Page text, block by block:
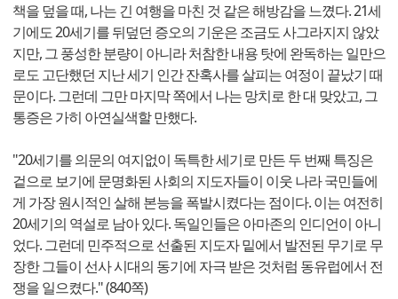
책을 덮을 때, 나는 긴 여행을 마친 것 같은 해방감을 느꼈다. 21세
기에도 20세기를 뒤덮던 증오의 기운은 조금도 사그라지지 않았
지만, 그 풍성한 분량이 아니라 처참한 내용 탓에 완독하는 일만으
로도 고단했던 지난 세기 인간 잔혹사를 살피는 여정이 끝났기 때
문이다. 그런데 그만 마지막 쪽에서 나는 망치로 한 대 맞았고, 그
통증은 가히 아연실색할 만했다.
"20세기를 의문의 여지없이 독특한 세기로 만든 두 번째 특징은
겉으로 보기에 문명화된 사회의 지도자들이 이웃 나라 국민들에
게 가장 원시적인 살해 본능을 폭발시켰다는 점이다. 이는 여전히
20세기의 역설로 남아 있다. 독일인들은 아마존의 인디언이 아니
었다. 그런데 민주적으로 선출된 지도자 밑에서 발전된 무기로 무
장한 그들이 선사 시대의 동기에 자극 받은 것처럼 동유럽에서 전
쟁을 일으켰다." (840쪽)